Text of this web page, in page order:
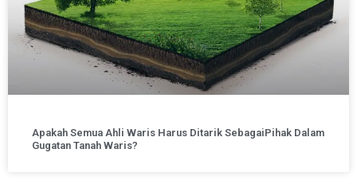
Apakah Semua Ahli Waris Harus Ditarik SebagaiPihak Dalam
Gugatan Tanah Waris?